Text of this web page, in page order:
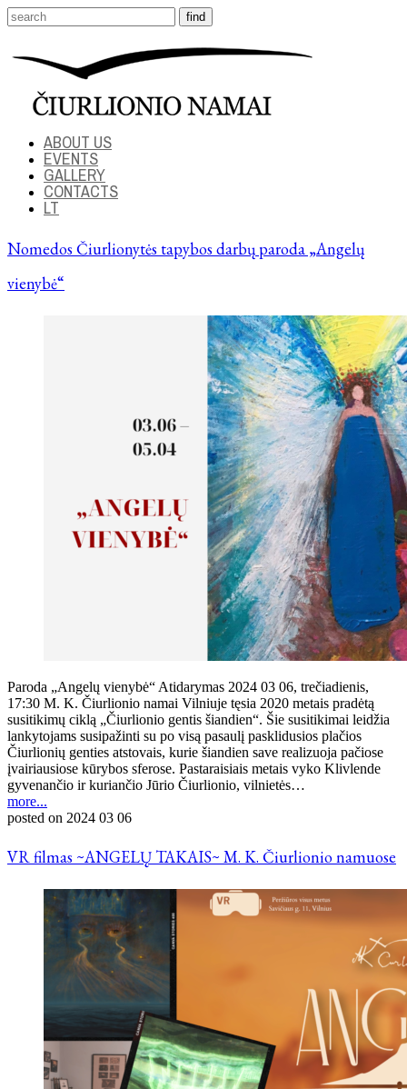
ABOUT US
EVENTS
GALLERY
CONTACTS
LT
Nomedos Čiurlionytės tapybos darbų paroda „Angelų
vienybė“
Paroda „Angelų vienybė“ Atidarymas 2024 03 06, trečiadienis,
17:30 M. K. Čiurlionio namai Vilniuje tęsia 2020 metais pradėtą
susitikimų ciklą „Čiurlionio gentis šiandien“. Šie susitikimai leidžia
lankytojams susipažinti su po visą pasaulį pasklidusios plačios
Čiurlionių genties atstovais, kurie šiandien save realizuoja pačiose
įvairiausiose kūrybos sferose. Pastaraisiais metais vyko Klivlende
gyvenančio ir kuriančio Jūrio Čiurlionio, vilnietės…
more...
posted on 2024 03 06
VR filmas ~ANGELŲ TAKAIS~ M. K. Čiurlionio namuose